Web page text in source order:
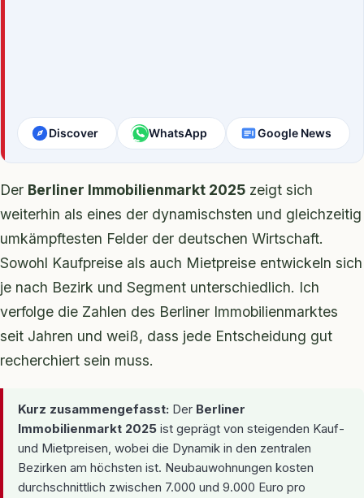
Discover WhatsApp Google News
Der Berliner Immobilienmarkt 2025 zeigt sich
weiterhin als eines der dynamischsten und gleichzeitig
umkämpftesten Felder der deutschen Wirtschaft.
Sowohl Kaufpreise als auch Mietpreise entwickeln sich
je nach Bezirk und Segment unterschiedlich. Ich
verfolge die Zahlen des Berliner Immobilienmarktes
seit Jahren und weiß, dass jede Entscheidung gut
recherchiert sein muss.
Kurz zusammengefasst: Der Berliner
Immobilienmarkt 2025 ist geprägt von steigenden Kauf-
und Mietpreisen, wobei die Dynamik in den zentralen
Bezirken am höchsten ist. Neubauwohnungen kosten
durchschnittlich zwischen 7.000 und 9.000 Euro pro